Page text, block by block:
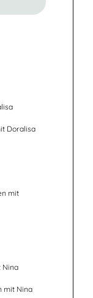
Doralisa
mit
Nina
mit Nina